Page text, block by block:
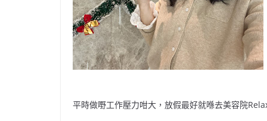
平時做嘢工作壓力咁大，放假最好就喺去美容院